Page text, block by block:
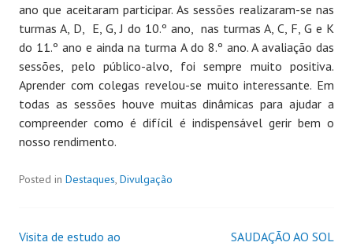
ano que aceitaram participar. As sessões realizaram-se nas
turmas A, D, E, G, J do 10.º ano, nas turmas A, C, F, G e K
do 11.º ano e ainda na turma A do 8.º ano. A avaliação das
sessões, pelo público-alvo, foi sempre muito positiva.
Aprender com colegas revelou-se muito interessante. Em
todas as sessões houve muitas dinâmicas para ajudar a
compreender como é difícil é indispensável gerir bem o
nosso rendimento.
Posted in Destaques, Divulgação
Visita de estudo ao
SAUDAÇÃO AO SOL